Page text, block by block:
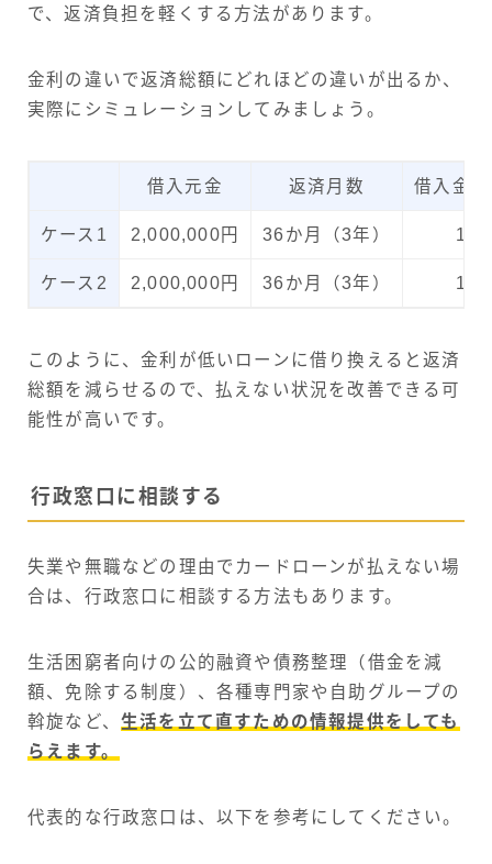
で、返済負担を軽くする方法があります。
金利の違いで返済総額にどれほどの違いが出るか、
実際にシミュレーションしてみましょう。
借入元金 返済月数 借入金
ケース1 2,000,000円 36か月（3年）
ケース2 2,000,000円 36か月（3年）
このように、金利が低いローンに借り換えると返済
総額を減らせるので、払えない状況を改善できる可
能性が高いです。
行政窓口に相談する
失業や無職などの理由でカードローンが払えない場
合は、行政窓口に相談する方法もあります。
生活困窮者向けの公的融資や債務整理（借金を減
額、免除する制度）、各種専門家や自助グループの
斡旋など、 生活を立て直すための情報提供をしても
らえます。
代表的な行政窓口は、以下を参考にしてください。